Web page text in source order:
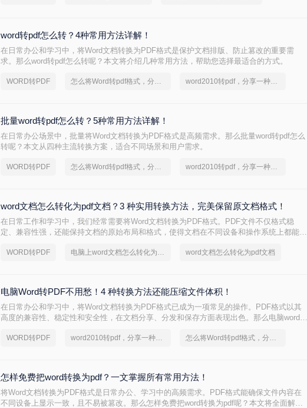
word转pdf怎么转？4种常用方法详解！
在日常办公和学习中，将Word文档转换为PDF格式是保护文档排版、防止篡改的重要需
求。那么word转pdf怎么转呢？本文将介绍几种常用方法，帮助您选择最适合的方式。
WORD转PDF 怎么将Word转pdf格式，分享一种简单的方法 word2010转pdf，分享一种简单的方法
批量word转pdf怎么转？5种常用方法详解！
在日常办公场景中，批量将Word文档转换为PDF格式是高频需求。那么批量word转pdf怎么
转呢？本文从四种主流转换方案，适合不同场景和用户需求。
WORD转PDF 怎么将Word转pdf格式，分享一种简单的方法 word2010转pdf，分享一种简单的方法
word文档怎么转化为pdf文档？3 种实用转换方法，完美保留原文档格式！
在日常工作和学习中，我们经常需要将Word文档转换为PDF格式。PDF文件不仅格式稳
定、兼容性强，还能保持文档的原始布局和格式，使得文档在不同设备和操作系统上都能保
骤。
WORD转PDF 电脑上word文档怎么转化为pdf格式 word文档怎么转化为pdf文档
电脑Word转PDF不用愁！4 种转换方法还能压缩文件体积！
在日常办公和学习中，将Word文档转换为PDF格式已成为一项常见的操作。PDF格式以其
高度的兼容性、稳定性和安全性，在文档分享、分发和保存方面表现出色。那么电脑word转
WORD转PDF word2010转pdf，分享一种简单的方法 怎么将Word转pdf格式，分享一种简单的方法
怎样免费把word转换为pdf？一文掌握所有常用方法！
将Word文档转换为PDF格式是日常办公、学习中的高频需求。PDF格式能确保文件内容在
不同设备上显示一致，且不易被篡改。那么怎样免费把word转换为pdf呢？本文将全面解析5